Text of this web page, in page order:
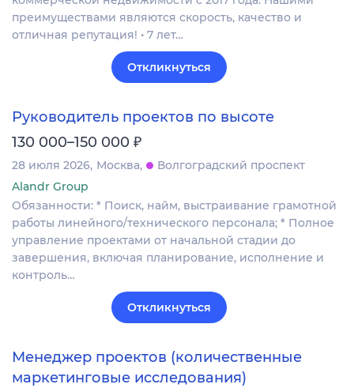
преимуществами являются скорость, качество и
отличная репутация! • 7 лет…
Откликнуться
Руководитель проектов по высоте
130 000–150 000 ₽
28 июля 2026 Москва
Волгоградский проспект
Alandr Group
Обязанности: * Поиск, найм, выстраивание грамотной
работы линейного/технического персонала; * Полное
управление проектами от начальной стадии до
завершения, включая планирование, исполнение и
контроль…
Откликнуться
Менеджер проектов (количественные
маркетинговые исследования)